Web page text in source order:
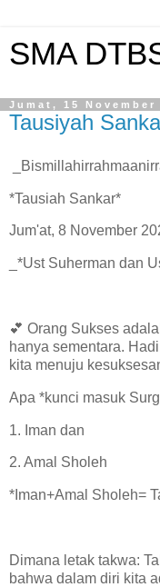
SMA
Jumat, 15 November
Tausiyah
*Tausiah Sankar*
Jum'at, 8 November
_*Ust Suherman dan
💕 Orang Sukses
hanya sementara.
kita menuju
Apa *kunci masuk
1. Iman dan
2. Amal Sholeh
*Iman+Amal Sholeh=
Dimana letak takwa:
bahwa dalam diri kita